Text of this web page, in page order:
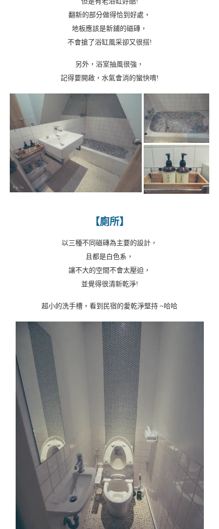
翻新的部分做得恰到好處，
地板應該是新鋪的磁磚，
不會搶了浴缸風采卻又很搭!
另外，浴室抽風很強，
記得要開啟，水氣會消的蠻快唷!
【廁所】
以三種不同磁磚為主要的設計，
且都是白色系，
讓不大的空間不會太壓迫，
並覺得很清新乾淨!
超小的洗手槽，看到民宿的愛乾淨堅持 ~哈哈